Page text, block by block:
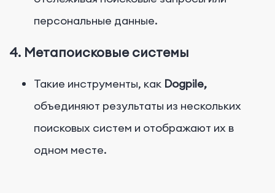
персональные данные.
4. Метапоисковые системы
Такие инструменты, как Dogpile,
объединяют результаты из нескольких
поисковых систем и отображают их в
одном месте.